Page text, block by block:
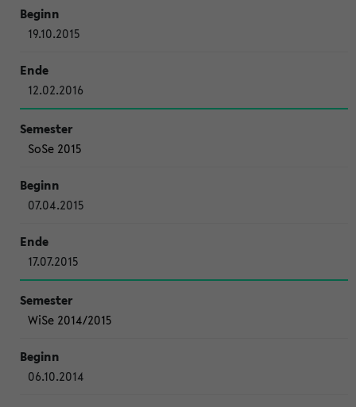
19.10.2015
12.02.2016
SoSe 2015
07.04.2015
17.07.2015
WiSe 2014/2015
06.10.2014